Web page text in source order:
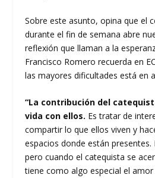
Sobre este asunto, opina que el
durante el fin de semana abre
reflexión que llaman a la
Francisco Romero recuerda en
las mayores dificultades está en
“La contribución del
vida con ellos. Es tratar de
compartir lo que ellos viven y
espacios donde están
pero cuando el catequista se
tiene como algo especial el